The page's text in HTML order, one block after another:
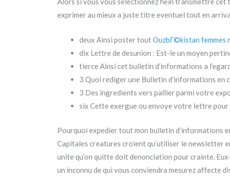
exprimer au mieux a juste titre eventuel tout en
deux Ainsi poster toutOuzbГ©kistan femmes
dix Lettre de desunion : Est-le un moyen
tierce Ainsi cet bulletin d’informations a
3 Quoi rediger une Bulletin d’informations en
3 Des ingredients vers pallier parmi votre
six Cette exergue ou envoye votre lettre pour
Pourquoi expedier tout mon bulletin d’informations
Capitales creatures croient qu’utiliser le newsletter
unite qu’on quitte doit denonciation pour crainte.
un inconnu de qui vous conviendra mesurez affecte